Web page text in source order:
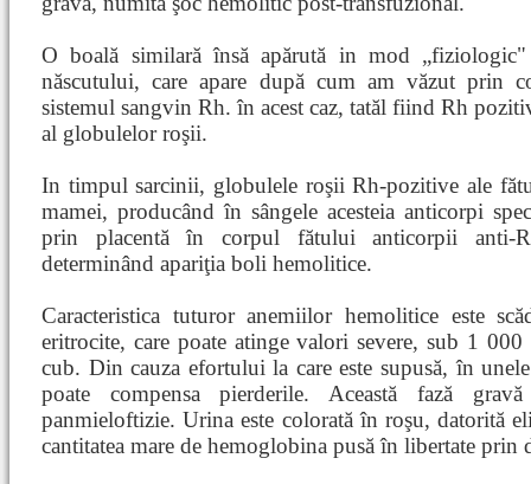
O boală similară însă apărută in mod
născutului, care apare după cum am văzut prin
sistemul sangvin Rh. în acest caz, tatăl fiind Rh
al globulelor roşii.
In timpul sarcinii, globulele roşii Rh-pozitive ale
mamei, producând în sângele acesteia anticorpi
prin placentă în corpul fătului anticorpii anti-
determinând apariţia boli hemolitice.
Caracteristica tuturor anemiilor hemolitice este
eritrocite, care poate atinge valori severe, sub 1
cub. Din cauza efortului la care este supusă, în
poate compensa pierderile. Această fază
panmieloftizie. Urina este colorată în roşu, datorită
cantitatea mare de hemoglobina pusă în libertate prin